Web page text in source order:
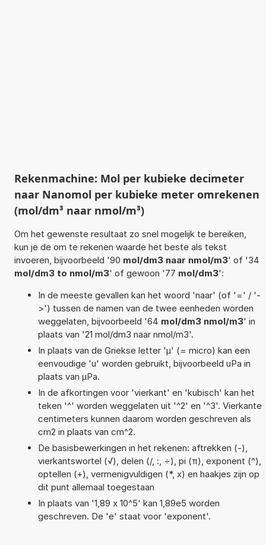
Rekenmachine: Mol per kubieke decimeter
naar Nanomol per kubieke meter omrekenen
(mol/dm³ naar nmol/m³)
Om het gewenste resultaat zo snel mogelijk te bereiken,
kun je de om te rekenen waarde het beste als tekst
invoeren, bijvoorbeeld '90 mol/dm3 naar nmol/m3' of '34
mol/dm3 to nmol/m3' of gewoon '77 mol/dm3':
In de meeste gevallen kan het woord 'naar' (of '=' / '-
>') tussen de namen van de twee eenheden worden
weggelaten, bijvoorbeeld '64 mol/dm3 nmol/m3' in
plaats van '21 mol/dm3 naar nmol/m3'.
In plaats van de Griekse letter 'µ' (= micro) kan een
eenvoudige 'u' worden gebruikt, bijvoorbeeld uPa in
plaats van µPa.
In de afkortingen voor 'vierkant' en 'kubisch' kan het
teken '^' worden weggelaten uit '^2' en '^3'. Vierkante
centimeters kunnen daarom worden geschreven als
cm2 in plaats van cm^2.
De basisbewerkingen in het rekenen: aftrekken (-),
vierkantswortel (√), delen (/, :, ÷), pi (π), exponent (^),
optellen (+), vermenigvuldigen (*, x) en haakjes zijn op
dit punt allemaal toegestaan
In plaats van '1,89 x 10^5' kan 1,89e5 worden
geschreven. De 'e' staat voor 'exponent'.